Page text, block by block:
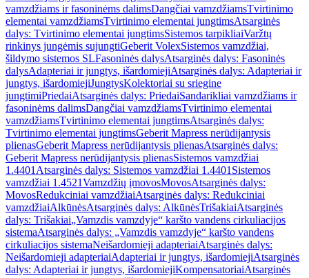
vamzdžiams ir fasoninėms dalimsDangčiai vamzdžiamsTvirtinimo
elementai vamzdžiamsTvirtinimo elementai jungtimsAtsarginės
dalys: Tvirtinimo elementai jungtimsSistemos tarpikliaiVaržtų
rinkinys jungėmis sujungtiGeberit VolexSistemos vamzdžiai,
šildymo sistemos SLFasoninės dalysAtsarginės dalys: Fasoninės
dalysAdapteriai ir jungtys, išardomiejiAtsarginės dalys: Adapteriai ir
jungtys, išardomiejiJungtysKolektoriai su sriegine
jungtimiPriedaiAtsarginės dalys: PriedaiSandarikliai vamzdžiams ir
fasoninėms dalimsDangčiai vamzdžiamsTvirtinimo elementai
vamzdžiamsTvirtinimo elementai jungtimsAtsarginės dalys:
Tvirtinimo elementai jungtimsGeberit Mapress nerūdijantysis
plienasGeberit Mapress nerūdijantysis plienasAtsarginės dalys:
Geberit Mapress nerūdijantysis plienasSistemos vamzdžiai
1.4401 Atsarginės dalys: Sistemos vamzdžiai 1.4401 Sistemos
vamzdžiai 1.4521Vamzdžių įmovosMovosAtsarginės dalys:
MovosRedukciniai vamzdžiaiAtsarginės dalys: Redukciniai
vamzdžiaiAlkūnėsAtsarginės dalys: AlkūnėsTrišakiaiAtsarginės
dalys: Trišakiai„Vamzdis vamzdyje“ karšto vandens cirkuliacijos
sistemaAtsarginės dalys: „Vamzdis vamzdyje“ karšto vandens
cirkuliacijos sistemaNeišardomieji adapteriaiAtsarginės dalys:
Neišardomieji adapteriaiAdapteriai ir jungtys, išardomiejiAtsarginės
dalys: Adapteriai ir jungtys, išardomiejiKompensatoriaiAtsarginės